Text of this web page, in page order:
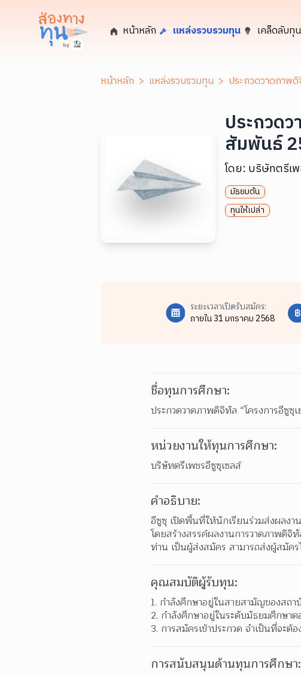
หน้าหลัก แหล่งรวบรวมทุน เคล็ดลับทุน
หน้าหลัก > แหล่งรวบรวมทุน > ประกวดวาดภาพ
ประกวด
สัมพันธ์
โดย: บริษัทตรีเ
มัธยมต้น
ทุนให้เปล่า
ระยะเวลาเปิดรับสมัคร:
ภายใน 31 มกราคม 2568
ชื่อทุนการศึกษา:
ประกวดวาดภาพดิจิทัล “โครงการอีซูซุ
หน่วยงานให้ทุนการศึกษา:
บริษัทตรีเพชรอีซูซุเซลส์
คำอธิบาย:
อีซูซุ เปิดพื้นที่ให้นักเรียนร่วมส่งผลงา
โดยสร้างสรรค์ผลงานการวาดภาพดิ
ท่าน เป็นผู้ส่งสมัคร สามารถส่งผู้สมัค
คุณสมบัติผู้รับทุน:
1. กำลังศึกษาอยู่ในสายสามัญของสถ
2. กำลังศึกษาอยู่ในระดับมัธยมศึกษา
3. การสมัครเข้าประกวด จำเป็นที่จะต้
การสนับสนุนด้านทุนการศึกษา: